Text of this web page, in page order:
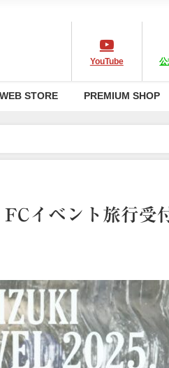
YouTube
WEB STORE PREMIUM SHOP
イベント旅行受